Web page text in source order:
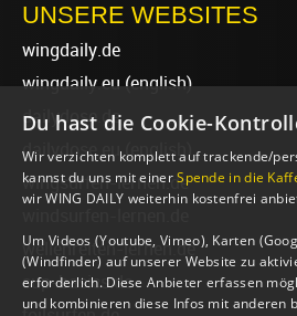
UNSERE WEBSITES
wingdaily.de
wingdaily.eu(english)
dailydose.de
dailydose.eu (english)
wingsurfen-lernen.de
wellenreiten-lernen.de
sup-basics.de
Du hast die Cookie-
Wir verzichten komplett auf trackende/
kannst du uns mit einerSpende in die
wir WING DAILY weiterhin kostenfrei
Um Videos (Youtube, Vimeo), Karten
(Windfinder) auf unserer Website zu
erforderlich. Diese Anbieter erfassen
und kombinieren diese Infos mit anderen